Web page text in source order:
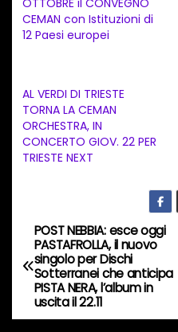
e
n
i
n
c
o
…
CEMAN con Istituzioni di
12 Paesi europei
AL VERDI DI TRIESTE
TORNA LA CEMAN
ORCHESTRA, IN
CONCERTO GIOV. 22 PER
TRIESTE NEXT
N
a
v
POST NEBBIA: esce oggi
PASTAFROLLA, il nuovo
singolo per Dischi
Sotterranei che anticipa
PISTA NERA, l’album in
uscita il 22.11